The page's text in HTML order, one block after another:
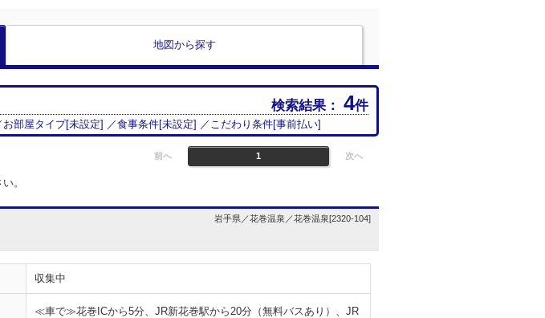
地図から探す
検索結果： 4件
お部屋タイプ[未設定] ／食事条件[未設定] ／こだわり条件[事前払い]
前へ 1 次へ
。
岩手県／花巻温泉／花巻温泉[2320-104]
収集中
≪車で≫花巻ICから5分、JR新花巻駅から20分（無料バスあり）、JR